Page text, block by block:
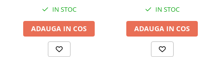
extrem de importanta si este diferita la bebelusi
fata de copiii mai mari. Conform recomadarilor
medicilor, temperatura ideala pentru camera
IN STOC
ADAUGA IN COS
IN STOC
ADAUGA IN COS